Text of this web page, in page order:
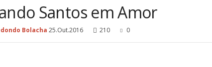
Santos em Amor
Bolacha 25.Out.2016 210 0